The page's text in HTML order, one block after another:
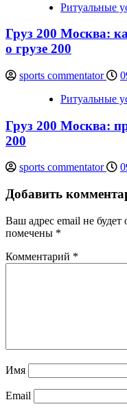
Ритуальные
Груз 200 Москва:
о грузе 200
sports commentator
Ритуальные
Груз 200 Москва:
200
sports commentator
Добавить
Ваш адрес email не будет
помечены *
Комментарий *
Имя
Email